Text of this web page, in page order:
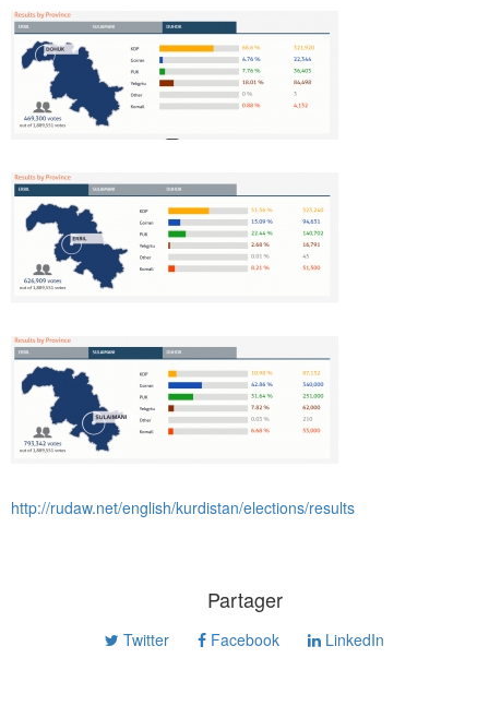
http://rudaw.net/english/kurdistan/elections/results
Partager
Twitter Facebook LinkedIn